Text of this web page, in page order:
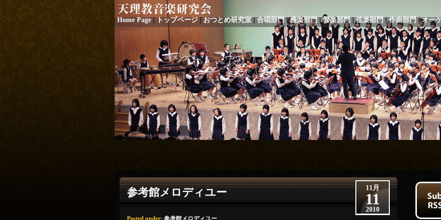
Home Page |トップページ |おつとめ研究室 |合唱部門 |雅楽部門 |管楽部門 |弦楽部門 |作曲部門 |オー
11月
11
2010
参考館メロディユー
Posted under: 参考館メロディユー